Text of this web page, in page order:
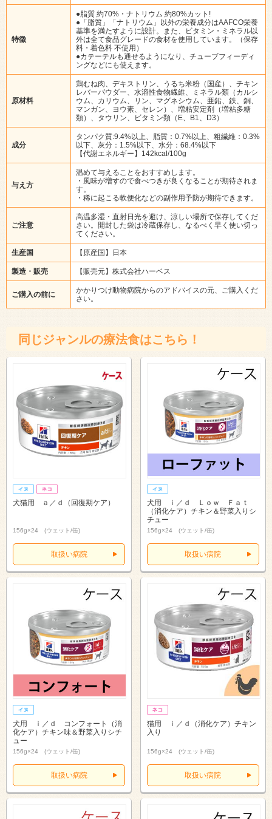
特徴
●脂質 約70%・ナトリウム 約80%カット!
●「脂質」「ナトリウム」以外の栄養成分はAAFCO栄養
基準を満たすように設計。また、ビタミン・ミネラル以
外は全て食品グレードの食材を使用しています。（保存
料・着色料 不使用）
●カテーテルも通せるようになり、チューブフィーディ
ングなどにも使えます。
原材料
鶏むね肉、デキストリン、うるち米粉（国産）、チキン
レバーパウダー、水溶性食物繊維、ミネラル類（カルシ
ウム、カリウム、リン、マグネシウム、亜鉛、鉄、銅、
マンガン、ヨウ素、セレン）、増粘安定剤（増粘多糖
類）、タウリン、ビタミン類（E、B1、D3）
成分
タンパク質:9.4%以上、脂質：0.7%以上、粗繊維：0.3%
以下、灰分：1.5%以下、水分：68.4%以下
【代謝エネルギー】142kcal/100g
与え方
温めて与えることをおすすめします。
・風味が増すので食べつきが良くなることが期待されま
す。
・稀に起こる軟便化などの副作用予防が期待できます。
ご注意
高温多湿・直射日光を避け、涼しい場所で保存してくだ
さい。開封した袋は冷蔵保存し、なるべく早く使い切っ
てください。
生産国 【原産国】日本
製造・販売 【販売元】株式会社ハーベス
ご購入の前に
かかりつけ動物病院からのアドバイスの元、ご購入くだ
さい。
同じジャンルの療法食はこちら！
犬猫用 ａ／ｄ（回復期ケア）
156g×24 (ウェット/缶)
取扱い病院
犬用 ｉ／ｄ Ｌｏｗ Ｆａｔ
（消化ケア）チキン＆野菜入りシ
チュー
156g×24 (ウェット/缶)
取扱い病院
犬用 ｉ／ｄ コンフォート（消
化ケア）チキン味＆野菜入りシチ
ュー
156g×24 (ウェット/缶)
取扱い病院
猫用 ｉ／ｄ（消化ケア）チキン
入り
156g×24 (ウェット/缶)
取扱い病院